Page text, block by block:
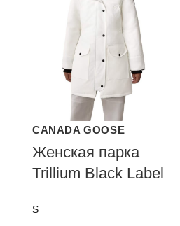
CANADA GOOSE
Женская парка
Trillium Black Label
S